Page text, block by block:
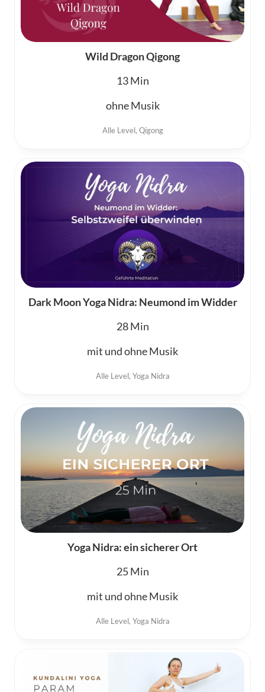
Wild Dragon Qigong
13
ohne Musik
Alle Level, Qigong
Dark Moon Yoga Nidra: Neumond im Widder
28
mit und ohne Musik
Alle Level, Yoga Nidra
Yoga Nidra: ein sicherer Ort
25
mit und ohne Musik
Alle Level, Yoga Nidra